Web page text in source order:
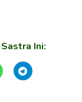
Ini: